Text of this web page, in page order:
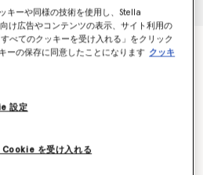
キーや同様の技術を使用し、Stella
け広告やコンテンツの表示、サイト利用の
べてのクッキーを受け入れる」をクリック
ーの保存に同意したことになります クッキ
設定
Cookie を受け入れる